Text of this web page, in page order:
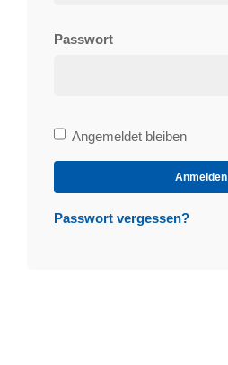
Passwort
Bleibe
angemeldet
Angemeldet bleiben
Anmelden
Passwort vergessen?